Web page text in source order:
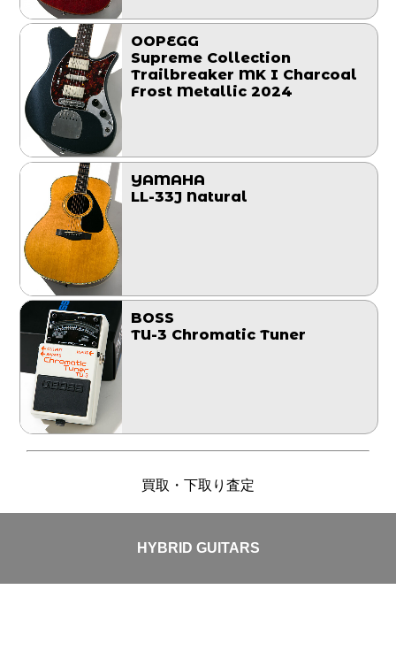
OOPEGG
Supreme Collection
Trailbreaker MK I Charcoal
Frost Metallic 2024
YAMAHA
LL-33J Natural
BOSS
TU-3 Chromatic Tuner
買取・下取り査定
HYBRID GUITARS